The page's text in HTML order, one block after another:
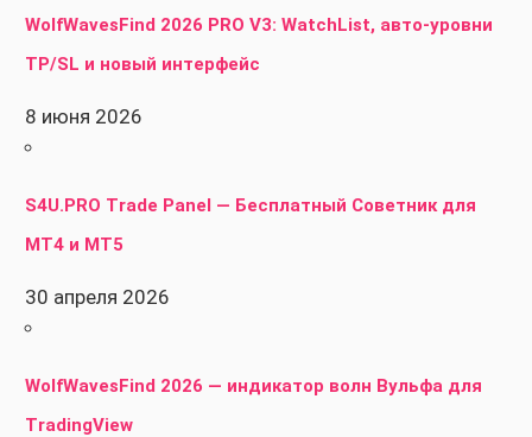
WolfWavesFind 2026 PRO V3: WatchList, авто-уровни
TP/SL и новый интерфейс
8 июня 2026
S4U.PRO Trade Panel — Бесплатный Советник для
MT4 и MT5
30 апреля 2026
WolfWavesFind 2026 — индикатор волн Вульфа для
TradingView